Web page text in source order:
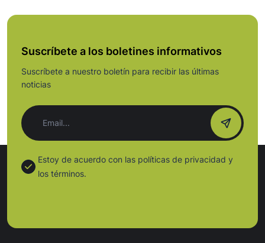
Suscríbete a los boletines informativos
Suscríbete a nuestro boletín para recibir las últimas
noticias
Estoy de acuerdo con las políticas de privacidad y
los términos.